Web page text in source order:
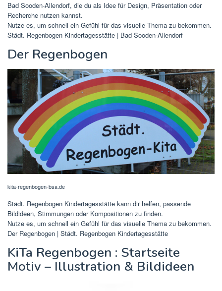
Bad Sooden-Allendorf, die du als Idee für Design, Präsentation oder
Recherche nutzen kannst.
Nutze es, um schnell ein Gefühl für das visuelle Thema zu bekommen.
Städt. Regenbogen Kindertagesstätte | Bad Sooden-Allendorf
Der Regenbogen
kita-regenbogen-bsa.de
Städt. Regenbogen Kindertagesstätte kann dir helfen, passende
Bildideen, Stimmungen oder Kompositionen zu finden.
Nutze es, um schnell ein Gefühl für das visuelle Thema zu bekommen.
Der Regenbogen | Städt. Regenbogen Kindertagesstätte
KiTa Regenbogen : Startseite
Motiv – Illustration & Bildideen